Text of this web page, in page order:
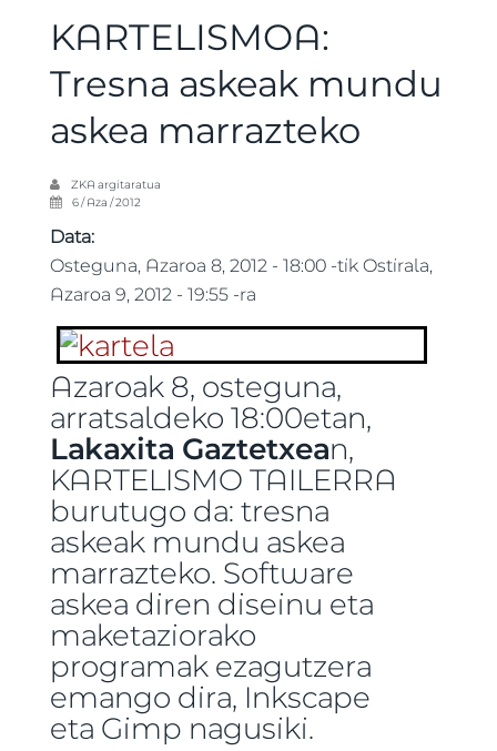
KARTELISMOA:
Tresna askeak mundu
askea marrazteko
ZKA argitaratua
6 / Aza / 2012
Data:
Osteguna, Azaroa 8, 2012 - 18:00-tikOstirala,
Azaroa 9, 2012 - 19:55-ra
Azaroak 8, osteguna,
arratsaldeko 18:00etan,
Lakaxita Gaztetxean,
KARTELISMO TAILERRA
burutugo da: tresna
askeak mundu askea
marrazteko. Software
askea diren diseinu eta
maketaziorako
programak ezagutzera
emango dira, Inkscape
eta Gimp nagusiki.